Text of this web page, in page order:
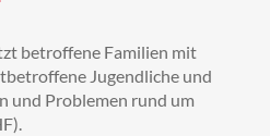
betroffene Familien mit
Jugendliche und
und Problemen rund um